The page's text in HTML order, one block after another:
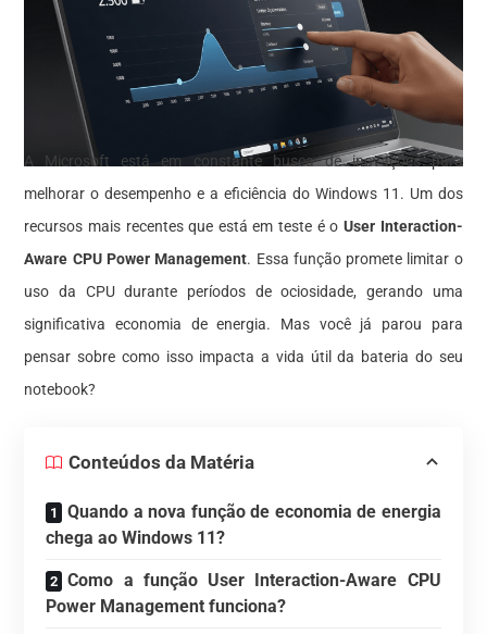
A Microsoft está em constante busca de inovações para
melhorar o desempenho e a eficiência do Windows 11. Um dos
recursos mais recentes que está em teste é o User Interaction-
Aware CPU Power Management. Essa função promete limitar o
uso da CPU durante períodos de ociosidade, gerando uma
significativa economia de energia. Mas você já parou para
pensar sobre como isso impacta a vida útil da bateria do seu
notebook?
Conteúdos da Matéria
Quando a nova função de economia de energia
chega ao Windows 11?
Como a função User Interaction-Aware CPU
Power Management funciona?